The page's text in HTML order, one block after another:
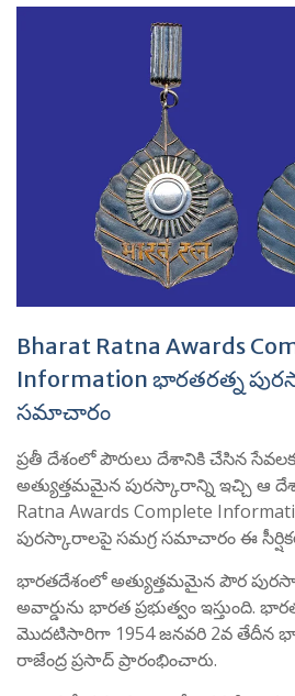
Bharat Ratna Awards
Information భారతరత్న
సమాచారం
ప్రతీ దేశంలో పౌరులు దేశానికి చేసిన సేవలకు
అత్యుత్తమమైన పురస్కారాన్ని ఇచ్చి ఆ
Ratna Awards Complete
పురస్కారాలపై సమగ్ర సమాచారం ఈ
భారతదేశంలో అత్యుత్తమమైన పౌర
అవార్డును భారత ప్రభుత్వం ఇస్తుంది.
మొదటిసారిగా 1954 జనవరి 2వ తేదీన
రాజేంద్ర ప్రసాద్ ప్రారంభించారు.